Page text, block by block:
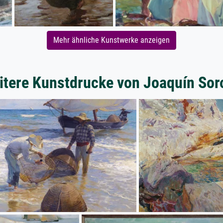
Mehr ähnliche Kunstwerke anzeigen
Kunstdrucke von Joaquín